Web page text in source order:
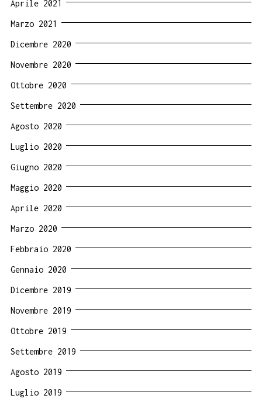
Aprile 2021
Marzo 2021
Dicembre 2020
Novembre 2020
Ottobre 2020
Settembre 2020
Agosto 2020
Luglio 2020
Giugno 2020
Maggio 2020
Aprile 2020
Marzo 2020
Febbraio 2020
Gennaio 2020
Dicembre 2019
Novembre 2019
Ottobre 2019
Settembre 2019
Agosto 2019
Luglio 2019